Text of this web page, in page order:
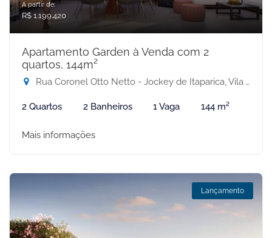
A partir de:
R$ 1.199.420
Apartamento Garden à Venda com 2
quartos, 144m²
Rua Coronel Otto Netto - Jockey de Itaparica, Vila Velha-ES
2 Quartos 2 Banheiros 1 Vaga 144 m²
Mais informações
Lançamento